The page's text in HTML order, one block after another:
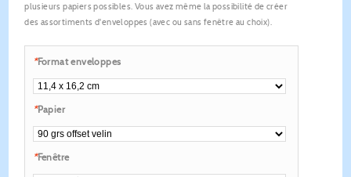
plusieurs papiers possibles. Vous avez même la possibilité de créer
des assortiments d'enveloppes (avec ou sans fenêtre au choix).
*Format enveloppes
*Papier
*Fenêtre